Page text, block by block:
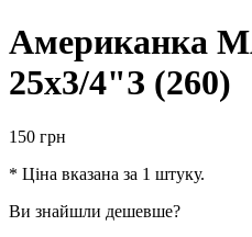
Американка
25х3/4"З (260)
150 грн
* Ціна вказана за 1 штуку.
Ви знайшли дешевше?